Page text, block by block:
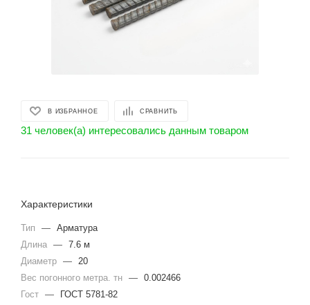
В ИЗБРАННОЕ СРАВНИТЬ
31 человек(а) интересовались данным товаром
Характеристики
Тип — Арматура
Длина — 7.6 м
Диаметр — 20
Вес погонного метра. тн — 0.002466
Гост —
ГОСТ 5781-82